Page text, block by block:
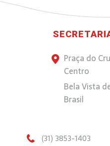
Praça do
Centro
Bela Vista
Brasil
(31) 3853-1403